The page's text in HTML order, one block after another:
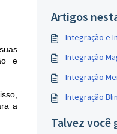
e
a
Artigos
Integração e
Integração
Integração
Integração
Talvez você